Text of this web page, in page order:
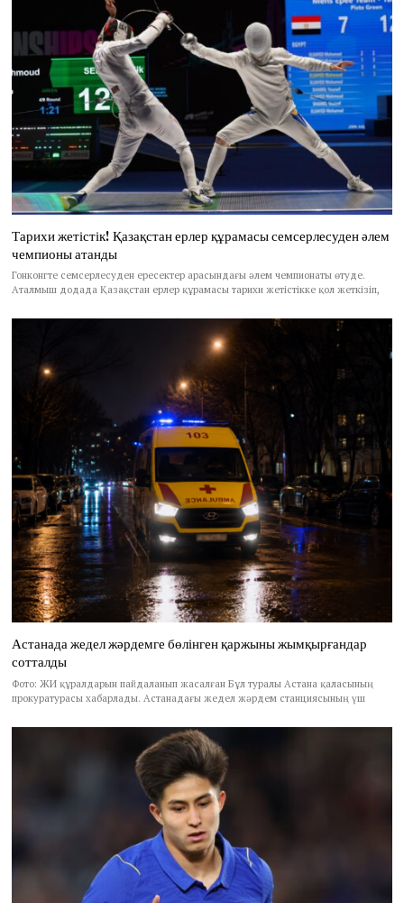
Тарихи жетістік! Қазақстан ерлер құрамасы семсерлесуден әлем
чемпионы атанды
Гонконгте семсерлесуден ересектер арасындағы әлем чемпионаты өтуде.
Аталмыш додада Қазақстан ерлер құрамасы тарихи жетістікке қол жеткізіп,
Астанада жедел жәрдемге бөлінген қаржыны жымқырғандар
сотталды
Фото: ЖИ құралдарын пайдаланып жасалған Бұл туралы Астана қаласының
прокуратурасы хабарлады. Астанадағы жедел жәрдем станциясының үш